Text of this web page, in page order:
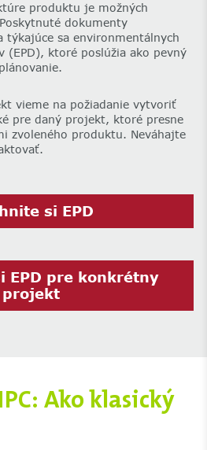
produktu je možných
dokumenty
týkajúce sa environmentálnych
(EPD), ktoré poslúžia ako pevný
vieme na požiadanie vytvoriť
pre daný projekt, ktoré presne
zvoleného produktu. Neváhajte
si EPD
EPD pre konkrétny
projekt
Ako klasický